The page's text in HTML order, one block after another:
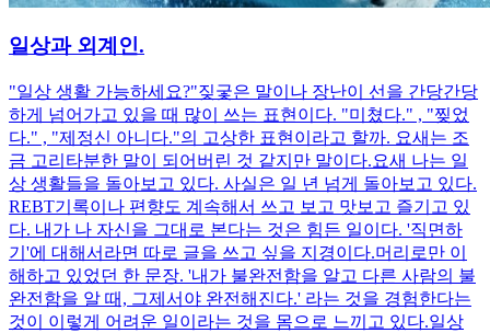
일상과 외계인.
"일상 생활 가능하세요?" ​ 짖궃은 말이나 장난이 선을 간당간당
하게 넘어가고 있을 때 많이 쓰는 표현이다. "미쳤다." , "찢었
다." , "제정신 아니다."의 고상한 표현이라고 할까. 요새는 조
금 고리타분한 말이 되어버린 것 같지만 말이다. ​ 요새 나는 일
상 생활들을 돌아보고 있다. 사실은 일 년 넘게 돌아보고 있다. ​
REBT기록이나 편향도 계속해서 쓰고 보고 맛보고 즐기고 있
다. 내가 나 자신을 그대로 본다는 것은 힘든 일이다. '직면하
기'에 대해서라면 따로 글을 쓰고 싶을 지경이다. ​ 머리로만 이
해하고 있었던 한 문장. '내가 불완전함을 알고 다른 사람의 불
완전함을 알 때, 그제서야 완전해진다.' 라는 것을 경험한다는
것이 이렇게 어려운 일이라는 것을 몸으로 느끼고 있다. ​ 일상